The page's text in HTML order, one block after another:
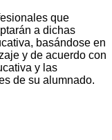
que
a dichas
basándose en
y de acuerdo con
y las
de su alumnado.